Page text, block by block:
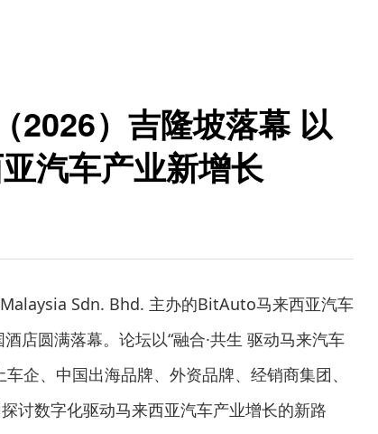
2026）吉隆坡落幕 以
汽车产业新增长
Sdn. Bhd. 主办的BitAuto马来西亚汽车
店圆满落幕。论坛以“融合·共生 驱动马来汽车
企、中国出海品牌、外资品牌、经销商集团、
讨数字化驱动马来西亚汽车产业增长的新路